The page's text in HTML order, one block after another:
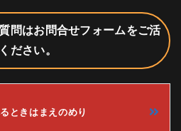
問はお問合せフォームをご活
ださい。
ときはまえのめり